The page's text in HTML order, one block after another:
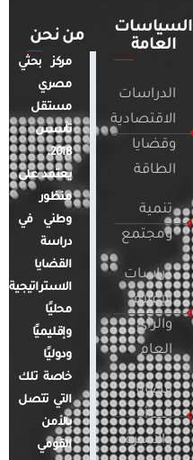
السياسات
العامة
الدراسات
الاقتصادية
وقضايا
الطاقة
تنمية
ومجتمع
دراسات
الإعلام
والرأي
العام
قضايا
المرأة
والأسرة
من نحن
مركز بحثي
مصري
مستقل
تأسس
2018.
يعتمد على
منظور
وطني في
دراسة
القضايا
الاستراتيجية
محليًا
وإقليميًا
ودوليًا
خاصة تلك
التي تتصل
بالأمن
القومي